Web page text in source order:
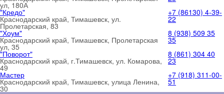
ул, 180А
"Кредо"
Краснодарский край, Тимашевск, ул.
Пролетарская, 83
+7 (86130) 4-39-
22
"Хоум"
Краснодарский край, Тимашевск, Пролетарская
ул, 35
8 (938) 509 35
35
"Поворот"
Краснодарский край, г.Тимашевск, ул. Комарова,
49
8 (861) 304 40
23
Мастер
Краснодарский край, Тимашевск, улица Ленина,
30
+7 (918) 311-00-
51